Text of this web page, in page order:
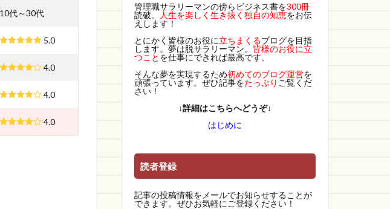
10代～30代
5.0
4.0
4.0
4.0
管理職サラリーマンの傍らビジネス書を300冊
読破。
人生を楽しく生き抜く独自の知恵をお伝
えします！
とにかく皆様のお役に立ちまくるブログを目指
します。夢は脱サラリーマン。 皆様のお役に立
つこと を仕事にできれば最高です。
そんな夢を実現するため初めてのブログ運営を
頑張っています。ぜひ記事をたっぷり ご覧くだ
さい！
↓詳細はこちらへどうぞ↓
はじめに
読者登録
記事の投稿情報をメールでお知らせすることが
できます。ぜひお気軽にご登録ください！